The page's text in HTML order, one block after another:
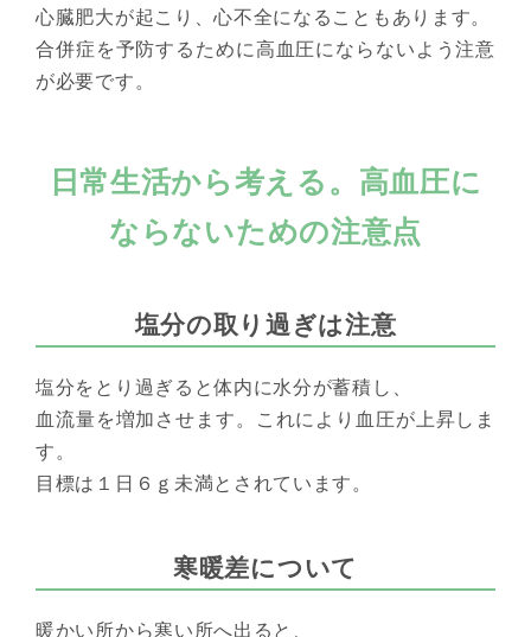
心臓肥大が起こり、心不全になることもあります。
合併症を予防するために高血圧にならないよう注意
が必要です。
日常生活から考える。高血圧に
ならないための注意点
塩分の取り過ぎは注意
塩分をとり過ぎると体内に水分が蓄積し、
血流量を増加させます。これにより血圧が上昇しま
す。
目標は１日６ｇ未満とされています。
寒暖差について
暖かい所から寒い所へ出ると、